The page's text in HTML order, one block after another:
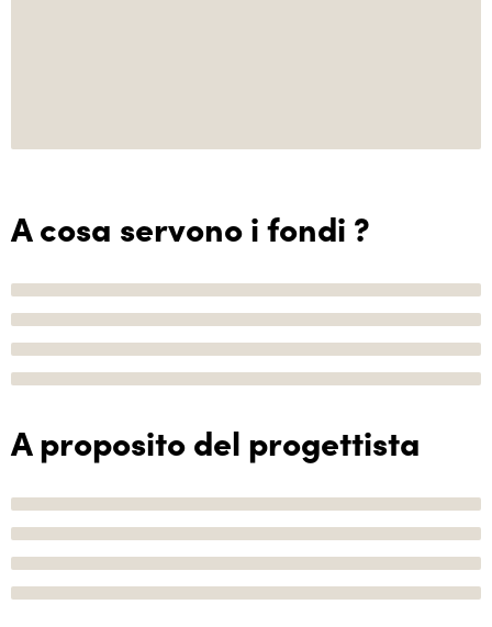
A cosa servono i fondi ?
A proposito del progettista